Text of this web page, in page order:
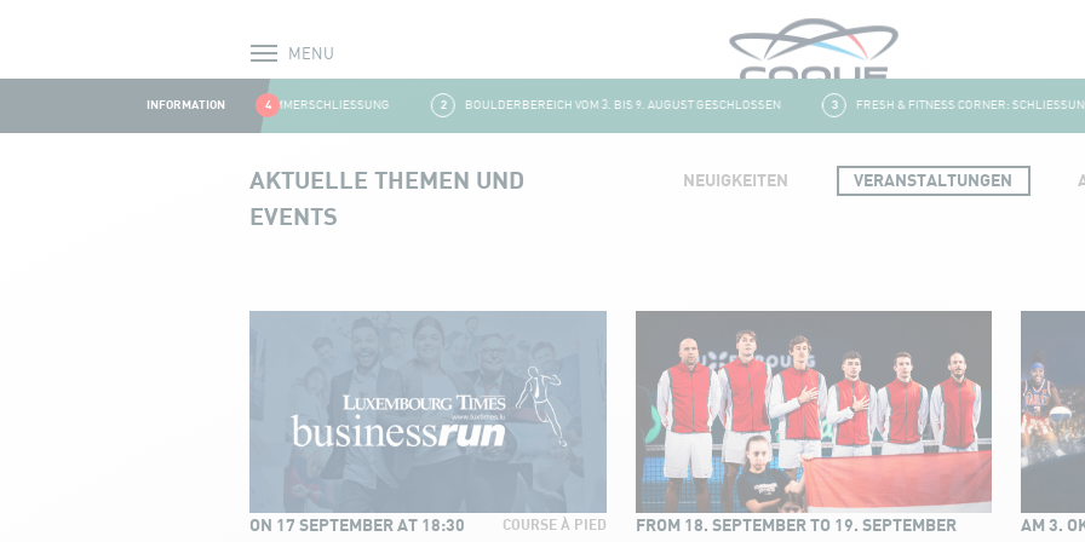
MENU
INFORMATION 4
1 SOMMERSCHLIESSUNG 2 BOULDERBEREICH VOM 3. BIS 9. AUGUST GESCHLOSSEN 3 FRESH & FITNESS CORNER: SCHLIESSUNG
AKTUELLE THEMEN UND
EVENTS
NEUIGKEITEN VERANSTALTUNGEN
ON 17 SEPTEMBER AT 18:30 COURSE À PIED
FROM 18. SEPTEMBER TO 19. SEPTEMBER
AM 3.